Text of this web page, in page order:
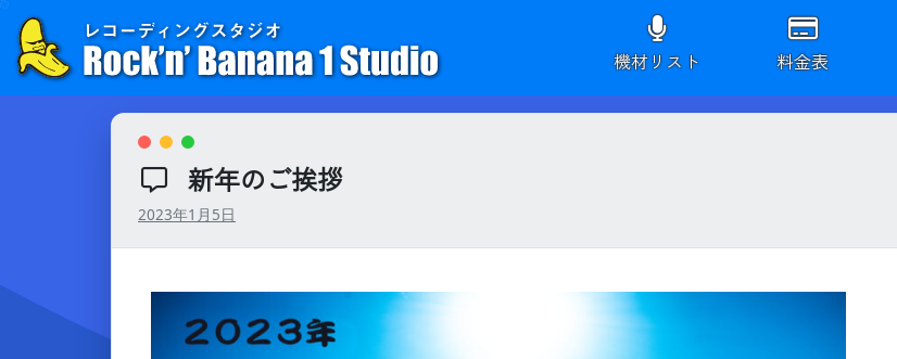
Skip
content
機材リスト 料金表
新年のご挨拶
2023年1月5日